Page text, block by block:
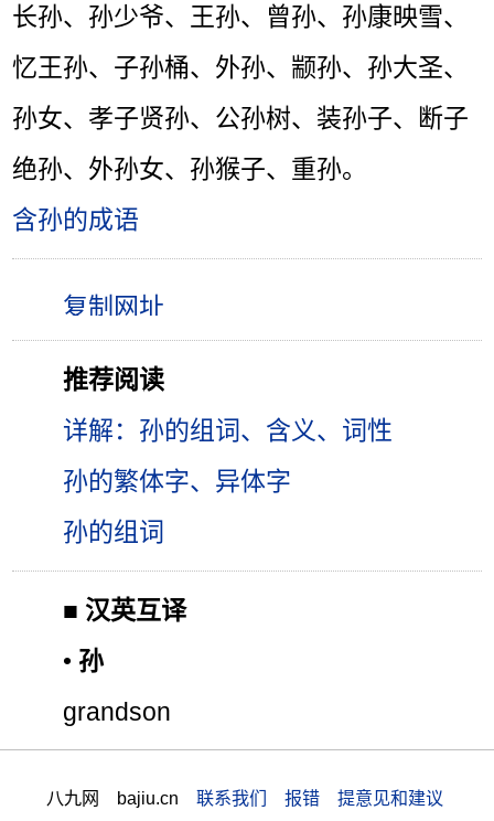
长孙、孙少爷、王孙、曾孙、孙康映雪、
忆王孙、子孙桶、外孙、颛孙、孙大圣、
孙女、孝子贤孙、公孙树、装孙子、断子
绝孙、外孙女、孙猴子、重孙。
含孙的成语
推荐阅读
详解：孙的组词、含义、词性
孙的繁体字、异体字
孙的组词
■ 汉英互译
• 孙
grandson
八九网 bajiu.cn 联系我们 报错 提意见和建议